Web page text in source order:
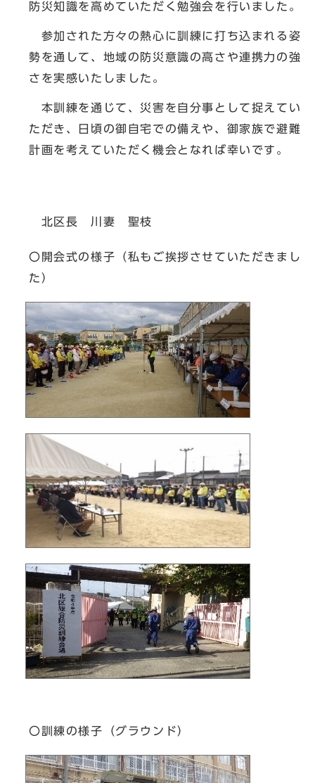
防災知識を高めていただく勉強会を行いました。
参加された方々の熱心に訓練に打ち込まれる姿
勢を通して、地域の防災意識の高さや連携力の強
さを実感いたしました。
本訓練を通じて、災害を自分事として捉えてい
ただき、日頃の御自宅での備えや、御家族で避難
計画を考えていただく機会となれば幸いです。
北区長 川妻 聖枝
〇開会式の様子（私もご挨拶させていただきまし
た）
〇訓練の様子（グラウンド）